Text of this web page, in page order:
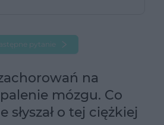
pytanie
na
mózgu. Co
słyszał o tej ciężkiej